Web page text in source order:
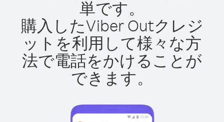
単です。
購入したViber Outクレジ
ットを利用して様々な方
法で電話をかけることが
できます。